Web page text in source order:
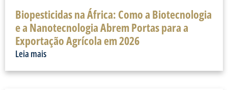
Biopesticidas na África: Como a Biotecnologia
e a Nanotecnologia Abrem Portas para a
Exportação Agrícola em 2026
Leia mais